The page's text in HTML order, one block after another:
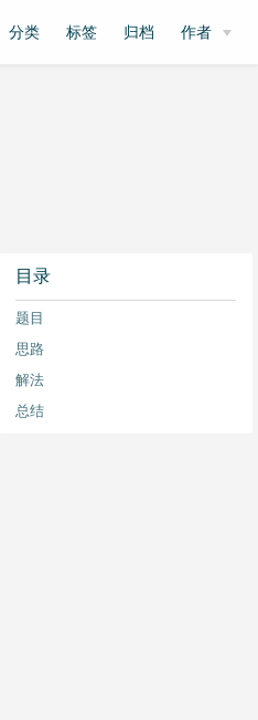
分类 标签 归档 作者
目录
题目
思路
解法
总结